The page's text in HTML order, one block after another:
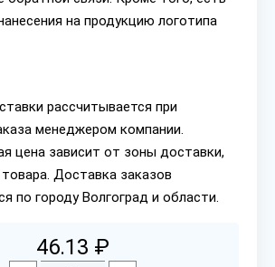
на продукцию логотипа
рассчитывается при
менеджером компании.
цена зависит от зоны доставки,
Доставка заказов
по городу Волгоград и области.
46.13 ₽